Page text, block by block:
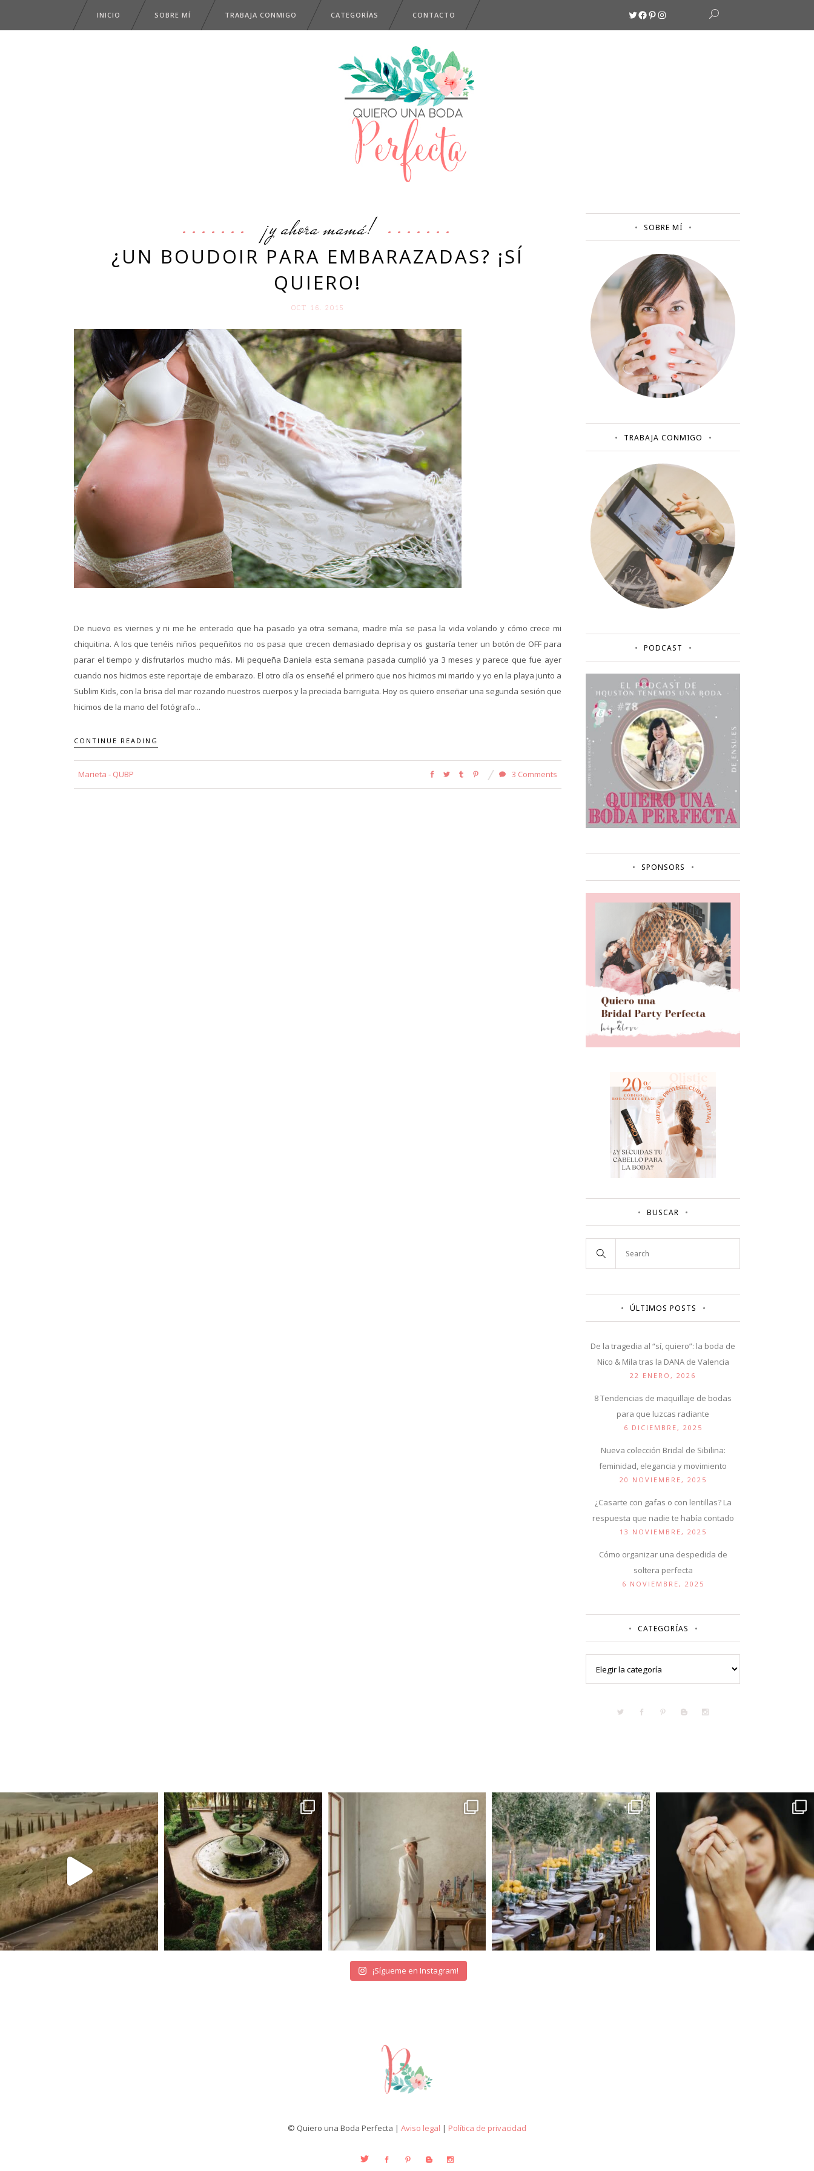
INICIO SOBRE MÍ TRABAJA CONMIGO CATEGORÍAS CONTACTO Twitter
Facebook
Pinterest
Instagram
¡y ahora mamá!
¿UN BOUDOIR PARA EMBARAZADAS? ¡SÍ
QUIERO!
OCT 16. 2015
De nuevo es viernes y ni me he enterado que ha pasado ya otra semana, madre mía se pasa la vida volando y cómo crece mi
chiquitina. A los que tenéis niños pequeñitos no os pasa que crecen demasiado deprisa y os gustaría tener un botón de OFF para
parar el tiempo y disfrutarlos mucho más. Mi pequeña Daniela esta semana pasada cumplió ya 3 meses y parece que fue ayer
cuando nos hicimos este reportaje de embarazo. El otro día os enseñé el primero que nos hicimos mi marido y yo en la playa junto a
Sublim Kids, con la brisa del mar rozando nuestros cuerpos y la preciada barriguita. Hoy os quiero enseñar una segunda sesión que
hicimos de la mano del fotógrafo...
CONTINUE READING
Marieta - QUBP 3 Comments
SOBRE MÍ
TRABAJA CONMIGO
PODCAST
SPONSORS
BUSCAR
ÚLTIMOS POSTS
De la tragedia al “sí, quiero”: la boda de
Nico & Mila tras la DANA de Valencia
22 ENERO, 2026
8 Tendencias de maquillaje de bodas
para que luzcas radiante
6 DICIEMBRE, 2025
Nueva colección Bridal de Sibilina:
feminidad, elegancia y movimiento
20 NOVIEMBRE, 2025
¿Casarte con gafas o con lentillas? La
respuesta que nadie te había contado
13 NOVIEMBRE, 2025
Cómo organizar una despedida de
soltera perfecta
6 NOVIEMBRE, 2025
CATEGORÍAS
¡Sígueme en Instagram!
© Quiero una Boda Perfecta | Aviso legal | Política de privacidad